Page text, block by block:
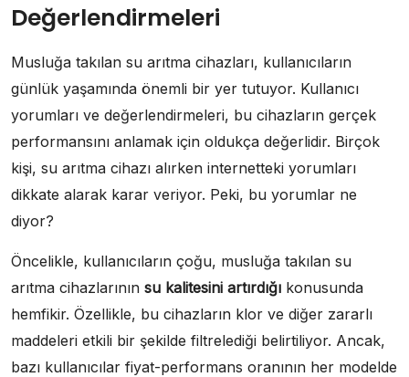
Değerlendirmeleri
Musluğa takılan su arıtma cihazları, kullanıcıların
günlük yaşamında önemli bir yer tutuyor. Kullanıcı
yorumları ve değerlendirmeleri, bu cihazların gerçek
performansını anlamak için oldukça değerlidir. Birçok
kişi, su arıtma cihazı alırken internetteki yorumları
dikkate alarak karar veriyor. Peki, bu yorumlar ne
diyor?
Öncelikle, kullanıcıların çoğu, musluğa takılan su
arıtma cihazlarının su kalitesini artırdığı konusunda
hemfikir. Özellikle, bu cihazların klor ve diğer zararlı
maddeleri etkili bir şekilde filtrelediği belirtiliyor. Ancak,
bazı kullanıcılar fiyat-performans oranının her modelde